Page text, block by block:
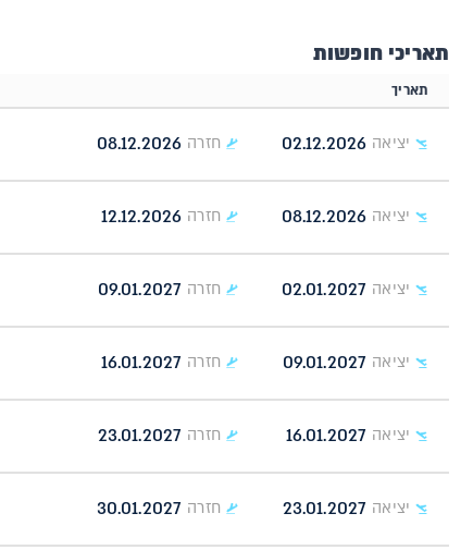
תאריכי חופשות
תאריך
יציאה 02.12.2026 חזרה 08.12.2026
יציאה 08.12.2026 חזרה 12.12.2026
יציאה 02.01.2027 חזרה 09.01.2027
יציאה 09.01.2027 חזרה 16.01.2027
יציאה 16.01.2027 חזרה 23.01.2027
יציאה 23.01.2027 חזרה 30.01.2027